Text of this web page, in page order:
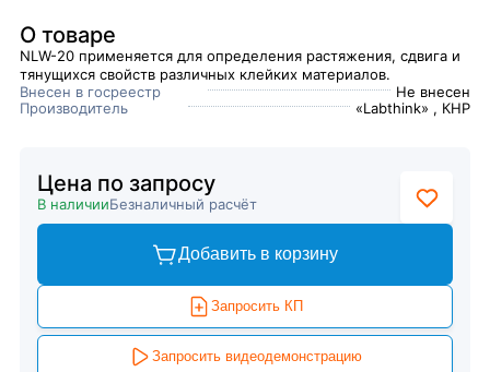
О товаре
NLW-20 применяется для определения растяжения, сдвига и
тянущихся свойств различных клейких материалов.
Внесен в госреестр
Не внесен
Производитель
«Labthink» , КНР
Цена по запросу
В наличииБезналичный расчёт
Добавить в корзину
Запросить КП
Запросить видеодемонстрацию